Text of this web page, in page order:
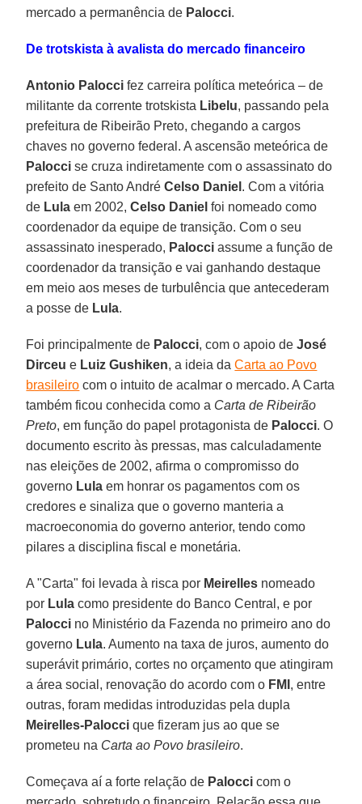
mercado a permanência de Palocci.
De trotskista à avalista do mercado financeiro
Antonio Palocci fez carreira política meteórica – de
militante da corrente trotskista Libelu, passando pela
prefeitura de Ribeirão Preto, chegando a cargos
chaves no governo federal. A ascensão meteórica de
Palocci se cruza indiretamente com o assassinato do
prefeito de Santo AndréCelso Daniel . Com a vitória
de Lula em 2002,Celso Daniel foi nomeado como
coordenador da equipe de transição. Com o seu
assassinato inesperado, Palocci assume a função de
coordenador da transição e vai ganhando destaque
em meio aos meses de turbulência que antecederam
a posse de Lula.
Foi principalmente de Palocci, com o apoio deJosé
Dirceu e Luiz Gushiken, a ideia daCarta ao Povo
brasileiro com o intuito de acalmar o mercado. A Carta
também ficou conhecida como a Carta de Ribeirão
Preto, em função do papel protagonista de Palocci. O
documento escrito às pressas, mas calculadamente
nas eleições de 2002, afirma o compromisso do
governo Lula em honrar os pagamentos com os
credores e sinaliza que o governo manteria a
macroeconomia do governo anterior, tendo como
pilares a disciplina fiscal e monetária.
A "Carta" foi levada à risca por Meirelles nomeado
por Lula como presidente do Banco Central, e por
Palocci no Ministério da Fazenda no primeiro ano do
governo Lula. Aumento na taxa de juros, aumento do
superávit primário, cortes no orçamento que atingiram
a área social, renovação do acordo com o FMI , entre
outras, foram medidas introduzidas pela dupla
Meirelles-Palocci que fizeram jus ao que se
prometeu na Carta ao Povo brasileiro.
Começava aí a forte relação de Palocci com o